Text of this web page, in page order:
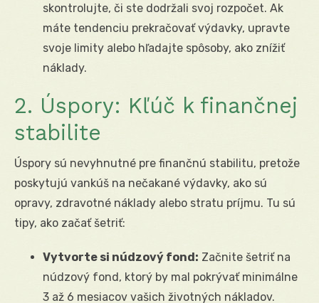
skontrolujte, či ste dodržali svoj rozpočet. Ak
máte tendenciu prekračovať výdavky, upravte
svoje limity alebo hľadajte spôsoby, ako znížiť
náklady.
2. Úspory: Kľúč k finančnej
stabilite
Úspory sú nevyhnutné pre finančnú stabilitu, pretože
poskytujú vankúš na nečakané výdavky, ako sú
opravy, zdravotné náklady alebo stratu príjmu. Tu sú
tipy, ako začať šetriť:
Vytvorte si núdzový fond: Začnite šetriť na
núdzový fond, ktorý by mal pokrývať minimálne
3 až 6 mesiacov vašich životných nákladov.